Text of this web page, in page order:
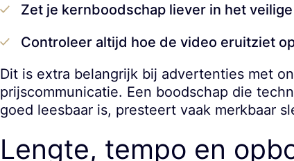
Zet je kernboodschap liever in het
Controleer altijd hoe de video eruitziet
Dit is extra belangrijk bij advertenties met
prijscommunicatie. Een boodschap die
goed leesbaar is, presteert vaak merkbaar
Lengte, tempo en